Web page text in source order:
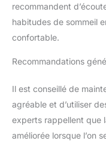
recommandent
habitudes de sommeil
confortable.
Recommandations
Il est conseillé de
agréable et d’utiliser
experts rappellent que
améliorée lorsque l’on